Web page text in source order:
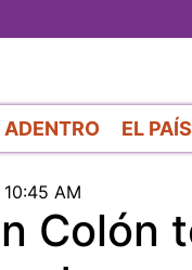
ADENTRO EL PAÍS
AM
Colón